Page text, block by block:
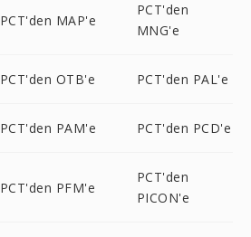
PCT'den MAP'e
PCT'den
MNG'e
PCT'den OTB'e PCT'den PAL'e
PCT'den PAM'e PCT'den PCD'e
PCT'den PFM'e
PCT'den
PICON'e